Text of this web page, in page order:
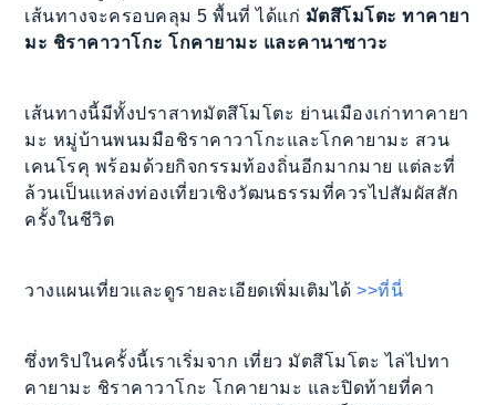
เส้นทางจะครอบคลุม 5 พื้นที่ ได้แก่ มัตสึโมโตะ ทาคายา
มะ ชิราคาวาโกะ โกคายามะ และคานาซาวะ
เส้นทางนี้มีทั้งปราสาทมัตสึโมโตะ ย่านเมืองเก่าทาคายา
มะ หมู่บ้านพนมมือชิราคาวาโกะและโกคายามะ สวน
เคนโรคุ พร้อมด้วยกิจกรรมท้องถิ่นอีกมากมาย แต่ละที่
ล้วนเป็นแหล่งท่องเที่ยวเชิงวัฒนธรรมที่ควรไปสัมผัสสัก
ครั้งในชีวิต
วางแผนเที่ยวและดูรายละเอียดเพิ่มเติมได้>>ที่นี่
ซึ่งทริปในครั้งนี้เราเริ่มจาก เที่ยว มัตสึโมโตะ ไล่ไปทา
คายามะ ชิราคาวาโกะ โกคายามะ และปิดท้ายที่คา